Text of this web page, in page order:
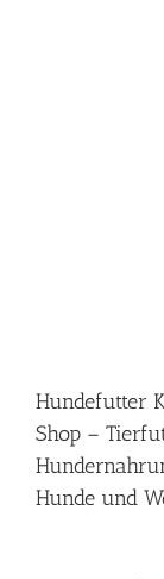
Hundefutter
Shop –
Hunde und